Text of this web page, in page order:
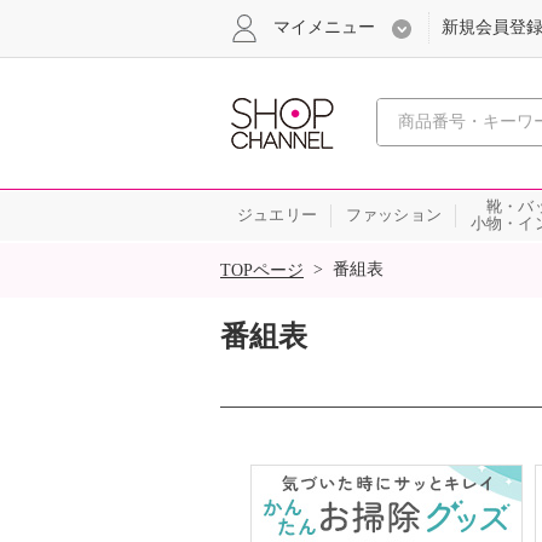
心おどる
マイメニュー 新規会員登録
ジュエリー ファッション
靴・バ
小物・イ
SALE
TOPページ > 番組表
番組表